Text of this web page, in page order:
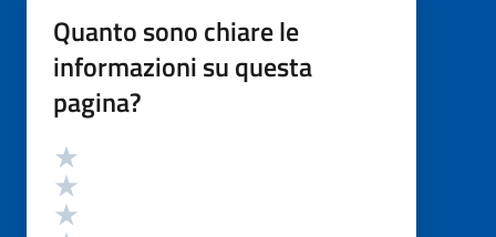
Quanto sono chiare le
informazioni su questa
pagina?
Valutazione